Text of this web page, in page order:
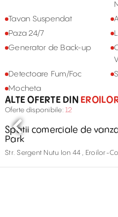
Tavan Suspendat
Paza 24/7
Generator de Back-up
Detectoare Fum/Foc
Mocheta
ALTE OFERTE DIN
Oferte disponibile: 12
Spatii comerciale de
Park
Str. Sergent Nutu Ion 44 , Eroilor-